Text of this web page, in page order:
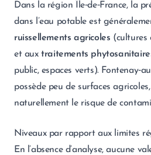
Dans la région Île‑de‑France, la
dans l’eau potable est
ruissellements agricoles (cultures
et auxtraitements
public, espaces verts).
possède peu de surfaces
naturellement le risque de
Niveaux par rapport aux limites
En l’absence d’analyse, aucune